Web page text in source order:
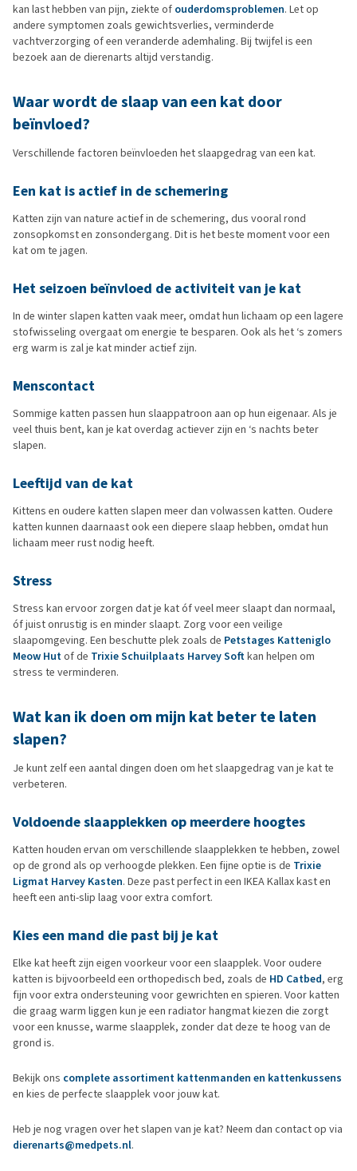
kan last hebben van pijn, ziekte of ouderdomsproblemen. Let op
andere symptomen zoals gewichtsverlies, verminderde
vachtverzorging of een veranderde ademhaling. Bij twijfel is een
bezoek aan de dierenarts altijd verstandig.
Waarwordtde slaap van een kat door
beïnvloed?
Verschillende factoren beïnvloeden het slaapgedrag van een kat.
Een kat is actief in de schemering
Katten zijn van nature actief in de schemering, dus vooral rond
zonsopkomst en zonsondergang. Dit is het beste moment voor een
kat om te jagen.
Het seizoen beïnvloed de activiteit van je kat
In de winter slapen katten vaak meer, omdat hun lichaam op een lagere
stofwisseling overgaat om energie te besparen. Ook als het ‘s zomers
erg warm is zal je kat minder actief zijn.
Menscontact
Sommige katten passen hun slaappatroon aan op hun eigenaar. Als je
veel thuis bent, kan je kat overdag actiever zijn en ‘s nachts beter
slapen.
Leeftijd van de kat
Kittens en oudere katten slapen meer dan volwassen katten. Oudere
katten kunnen daarnaast ook een diepere slaap hebben, omdat hun
lichaam meer rust nodig heeft.
Stress
Stress kan ervoor zorgen dat je kat óf veel meer slaapt dan normaal,
óf juist onrustig is en minder slaapt. Zorg voor een veilige
slaapomgeving. Een beschutte plek zoals de Petstages Katteniglo
Meow Hutof de Trixie Schuilplaats Harvey Softkan helpen om
stress te verminderen.
Wat kan ik doen om mijn kat beter te laten
slapen?
Je kunt zelf een aantal dingen doen om het slaapgedrag van je kat te
verbeteren.
Voldoendeslaapplekken op meerdere hoogtes
Katten houden ervan om verschillende slaapplekken te hebben, zowel
op de grond als op verhoogde plekken. Een fijne optie is de Trixie
Ligmat Harvey Kasten. Deze past perfect in een IKEA Kallax kast en
heeft een anti-slip laag voor extra comfort.
Kieseen mand die past bij je kat
Elke kat heeft zijn eigen voorkeur voor een slaapplek. Voor oudere
katten is bijvoorbeeld een orthopedisch bed, zoals de HD Catbed, erg
fijn voor extra ondersteuning voor gewrichten en spieren. Voor katten
die graag warm liggen kun je een radiator hangmat kiezen die zorgt
voor een knusse, warme slaapplek, zonder dat deze te hoog van de
grond is.
Bekijk ons complete assortiment kattenmanden en kattenkussens
en kies de perfecte slaapplek voor jouw kat.
Heb je nog vragen over het slapen van je kat? Neem dan contact op via
dierenarts@medpets.nl.